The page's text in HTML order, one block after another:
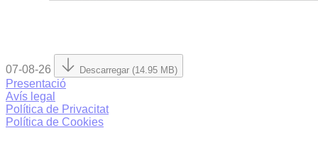
07-08-26 Descarregar (14.95 MB)
Presentació
Avís legal
Política de Privacitat
Política de Cookies